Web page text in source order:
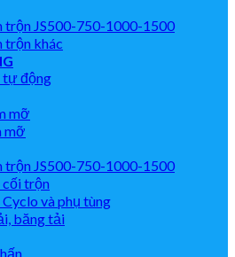
trộn JS500-750-1000-1500
trộn khác
tự động
mỡ
mỡ
trộn JS500-750-1000-1500
trộn
và phụ tùng
băng tải